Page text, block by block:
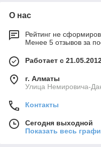
О нас
Рейтинг не
Менее 5 отзывов за
Работает с
г. Алматы
Улица Немировича-
Контакты
Сегодня выходной
Показать весь